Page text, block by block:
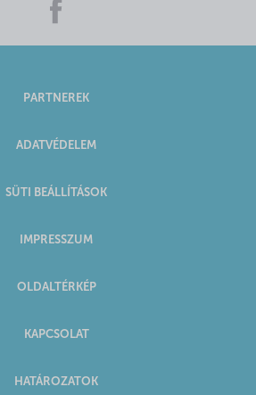
PARTNEREK
ADATVÉDELEM
SÜTI BEÁLLÍTÁSOK
IMPRESSZUM
OLDALTÉRKÉP
KAPCSOLAT
HATÁROZATOK